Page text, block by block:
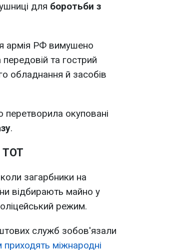
для боротьби з
армія РФ вимушено
передовій та гострий
обладнання й засобів
окуповані
.
ТОТ
загарбники на
відбирають майно у
режим.
служб зобов'язали
міжнародні